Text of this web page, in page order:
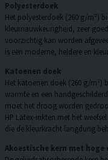
Polyesterdoek
Het polyesterdoek (260 g/m²)
kleurnauwkeurigheid, zeer
voorzichtig kan worden
is een moderne, heldere en
Katoenen doek
Het katoenen doek (260 g/m²)
warmte en een
moet het droog worden
HP Latex-inkten met het
die de kleurkracht langdurig
Akoestische kern met